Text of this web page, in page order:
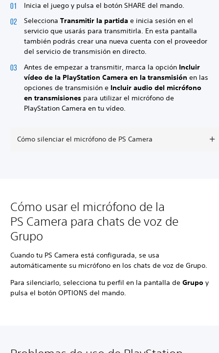
Inicia el juego y pulsa el botón SHARE del mando.
Selecciona Transmitir la partida e inicia sesión en el
servicio que usarás para transmitirla. En esta pantalla
también podrás crear una nueva cuenta con el proveedor
del servicio de transmisión en directo.
Antes de empezar a transmitir, marca la opción Incluir
vídeo de la PlayStation Camera en la transmisión en las
opciones de transmisión e Incluir audio del micrófono
en transmisiones para utilizar el micrófono de
PlayStation Camera en tu vídeo.
Cómo silenciar el micrófono de PS Camera
Cómo usar el micrófono de la
PS Camera para chats de voz de
Grupo
Cuando tu PS Camera está configurada, se usa
automáticamente su micrófono en los chats de voz de Grupo.
Para silenciarlo, selecciona tu perfil en la pantalla de Grupo y
pulsa el botón OPTIONS del mando.